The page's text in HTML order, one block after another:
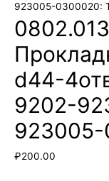
923005-0300020:
d44-
9202-
923005-
₽200.00